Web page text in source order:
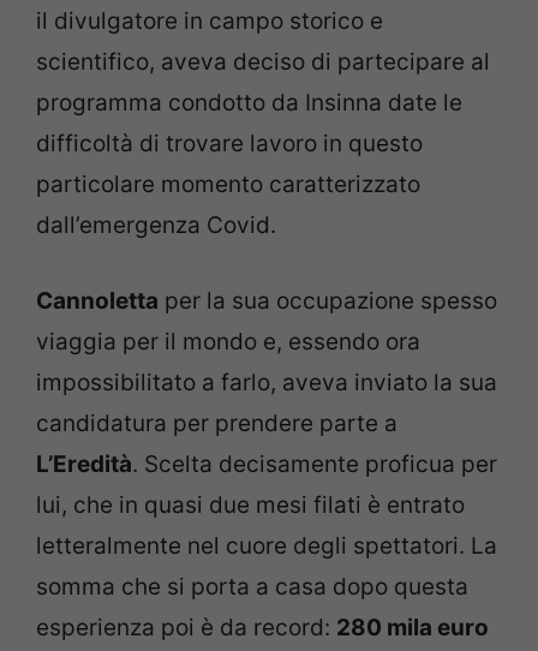
il divulgatore in campo storico e
scientifico, aveva deciso di partecipare al
programma condotto da Insinna date le
difficoltà di trovare lavoro in questo
particolare momento caratterizzato
dall’emergenza Covid.
Cannoletta per la sua occupazione spesso
viaggia per il mondo e, essendo ora
impossibilitato a farlo, aveva inviato la sua
candidatura per prendere parte a
L’Eredità. Scelta decisamente proficua per
lui, che in quasi due mesi filati è entrato
letteralmente nel cuore degli spettatori. La
somma che si porta a casa dopo questa
esperienza poi è da record: 280 mila euro